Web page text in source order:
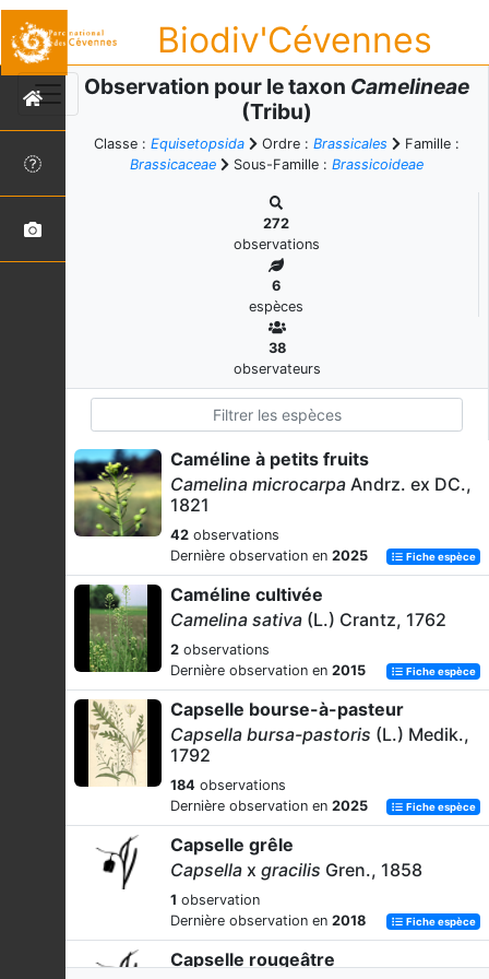
Biodiv'Cévennes
Observation pour le taxon Camelineae
(Tribu)
Classe : Equisetopsida Ordre : Brassicales
Famille :
Brassicaceae
Sous-Famille : Brassicoideae
272
observations
6
espèces
38
observateurs
Caméline à petits fruits
Camelina microcarpa Andrz. ex DC.,
1821
42 observations
Dernière observation en 2025 Fiche espèce
Caméline cultivée
Camelina sativa (L.) Crantz, 1762
2 observations
Dernière observation en 2015 Fiche espèce
Capselle bourse-à-pasteur
Capsella bursa-pastoris (L.) Medik.,
1792
184 observations
Dernière observation en 2025 Fiche espèce
Capselle grêle
Capsella x gracilis Gren., 1858
1 observation
Dernière observation en 2018 Fiche espèce
Capselle rougeâtre